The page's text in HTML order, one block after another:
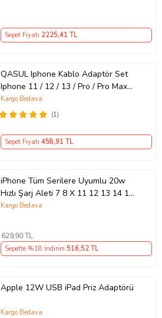
Sepet Fiyatı 2225,41 TL
QASUL Iphone Kablo Adaptör Set
Iphone 11 / 12 / 13 / Pro / Pro Max
Uyumlu Şarj Aleti Seti
(1)
Kargo Bedava
Sepet Fiyatı 458,91 TL
iPhone Tüm Serilere Uyumlu 20w
Hızlı Şarj Aleti 7 8 X 11 12 13 14 15
16 İçin Type-C Girişli Adaptör
Kargo Bedava
629,90 TL
Sepette %18 İndirim 516,52 TL
Apple 12W USB iPad Priz Adaptörü
Kargo Bedava